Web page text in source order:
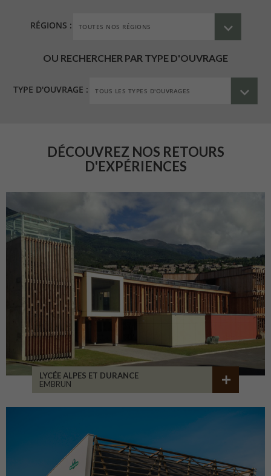
RÉGIONS :
OU RECHERCHER PAR TYPE D'OUVRAGE
TYPE D'OUVRAGE :
DÉCOUVREZ NOS RETOURS
D'EXPÉRIENCES
LYCÉE ALPES ET DURANCE
EMBRUN